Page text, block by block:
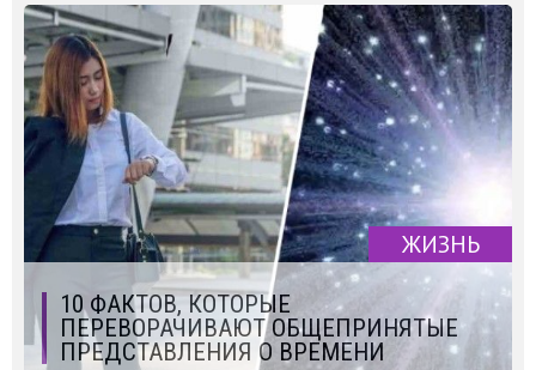
ЖИЗНЬ
10 ФАКТОВ, КОТОРЫЕ
ПЕРЕВОРАЧИВАЮТ ОБЩЕПРИНЯТЫЕ
ПРЕДСТАВЛЕНИЯ О ВРЕМЕНИ